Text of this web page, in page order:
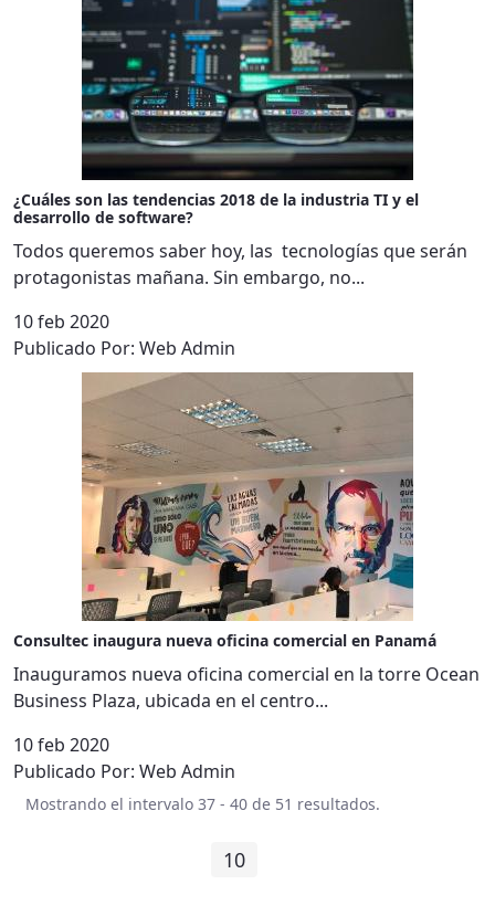
¿Cuáles son las tendencias 2018 de la industria TI y el
desarrollo de software?
Todos queremos saber hoy, las tecnologías que serán
protagonistas mañana. Sin embargo, no...
10 feb 2020
Publicado Por: Web Admin
Consultec inaugura nueva oficina comercial en Panamá
Inauguramos nueva oficina comercial en la torre Ocean
Business Plaza, ubicada en el centro...
10 feb 2020
Publicado Por: Web Admin
Mostrando el intervalo 37 - 40 de 51 resultados.
Páginas intermedias
PáginaPágina
10